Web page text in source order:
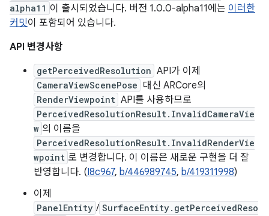
alpha11 이 출시되었습니다. 버전 1.0.0-alpha11에는 이러한
커밋이 포함되어 있습니다.
API 변경사항
getPerceivedResolution API가 이제
CameraViewScenePose 대신 ARCore의
RenderViewpoint API를 사용하므로
PerceivedResolutionResult.InvalidCameraVie
w 의 이름을
PerceivedResolutionResult.InvalidRenderVie
wpoint 로 변경합니다. 이 이름은 새로운 구현을 더 잘
반영합니다. (I8c967, b/446989745, b/419311998)
이제
PanelEntity / SurfaceEntity.getPerceivedReso